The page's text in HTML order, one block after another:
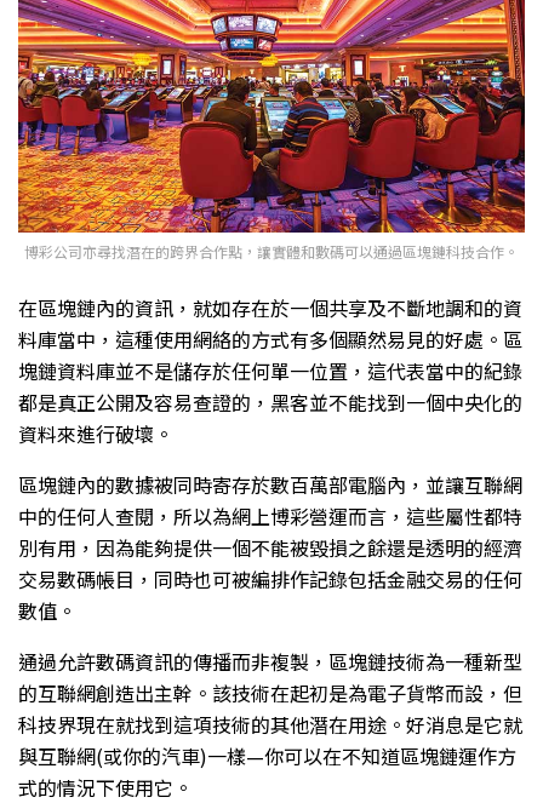
博彩公司亦尋找潛在的跨界合作點，讓實體和數碼可以通過區塊鏈科技合作。
在區塊鏈內的資訊，就如存在於一個共享及不斷地調和的資
料庫當中，這種使用網絡的方式有多個顯然易見的好處。區
塊鏈資料庫並不是儲存於任何單一位置，這代表當中的紀錄
都是真正公開及容易查證的，黑客並不能找到一個中央化的
資料來進行破壞。
區塊鏈內的數據被同時寄存於數百萬部電腦內，並讓互聯網
中的任何人查閱，所以為網上博彩營運而言，這些屬性都特
別有用，因為能夠提供一個不能被毀損之餘還是透明的經濟
交易數碼帳目，同時也可被編排作記錄包括金融交易的任何
數值。
通過允許數碼資訊的傳播而非複製，區塊鏈技術為一種新型
的互聯網創造出主幹。該技術在起初是為電子貨幣而設，但
科技界現在就找到這項技術的其他潛在用途。好消息是它就
與互聯網(或你的汽車)一樣—你可以在不知道區塊鏈運作方
式的情況下使用它。